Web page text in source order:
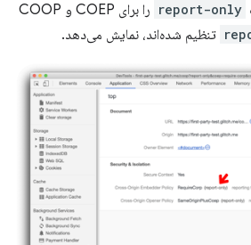
report-only
را برای COEP و COOP
تنظیم شده‌اند، نمایش می‌دهد.